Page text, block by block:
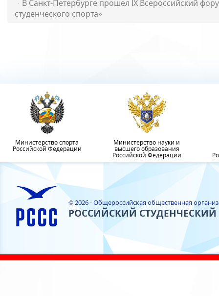
В Санкт-Петербурге прошел IX Всероссийский
студенческого спорта»
Министерство спорта
Российской Федерации
Министерство науки и
высшего образования
Российской Федерации
© 2026 · Общероссийская общественная
РОССИЙСКИЙ